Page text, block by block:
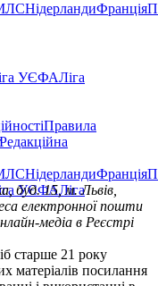
НідерландиФранція
УЄФАЛіга
Правила
Редакційна
НідерландиФранція
УЄФАЛіга
буд. 15, м. Львів,
електронної пошти
медіа в Реєстрі
старше 21 року
матеріалів посилання